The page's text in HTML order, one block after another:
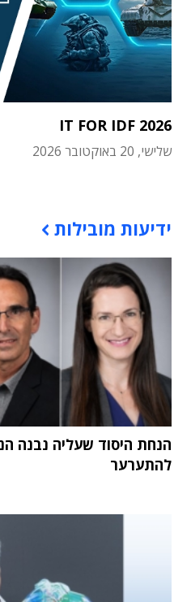
IT FOR IDF 2026
שלישי, 20 באוקטובר 2026
ידיעות מובילות
הנחת היסוד שעליה נבנה
להתערער